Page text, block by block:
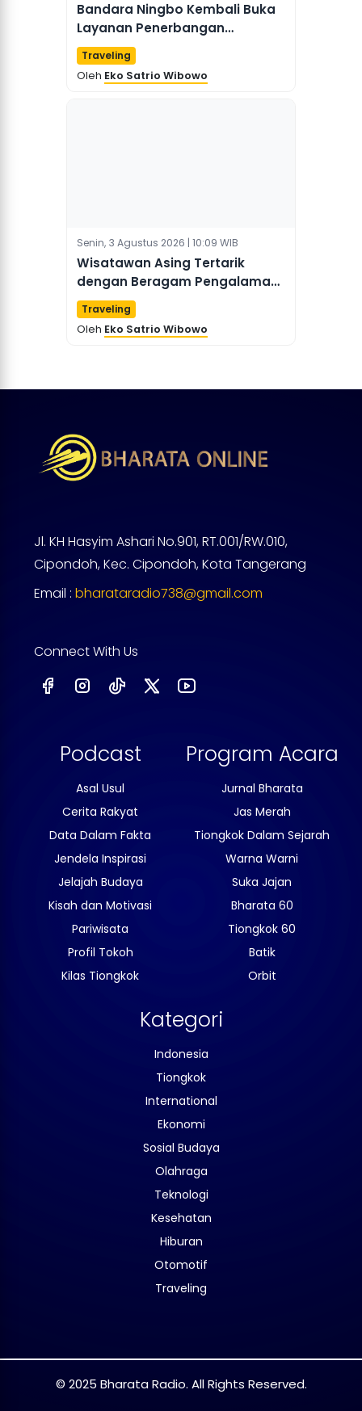
Bandara Ningbo Kembali Buka
Layanan Penerbangan
Penumpang Langsung ke Seoul
Traveling
Oleh Eko Satrio Wibowo
Senin, 3 Agustus 2026 | 10:09 WIB
Wisatawan Asing Tertarik
dengan Beragam Pengalaman
Gurun dan Budaya di Mongolia
Dalam
Traveling
Oleh Eko Satrio Wibowo
Jl. KH Hasyim Ashari No.901, RT.001/RW.010,
Cipondoh, Kec. Cipondoh, Kota Tangerang
Email : bharataradio738@gmail.com
Connect With Us
Podcast
Asal Usul
Cerita Rakyat
Data Dalam Fakta
Jendela Inspirasi
Jelajah Budaya
Kisah dan Motivasi
Pariwisata
Profil Tokoh
Kilas Tiongkok
Program Acara
Jurnal Bharata
Jas Merah
Tiongkok Dalam Sejarah
Warna Warni
Suka Jajan
Bharata 60
Tiongkok 60
Batik
Orbit
Kategori
Indonesia
Tiongkok
International
Ekonomi
Sosial Budaya
Olahraga
Teknologi
Kesehatan
Hiburan
Otomotif
Traveling
© 2025 Bharata Radio. All Rights Reserved.